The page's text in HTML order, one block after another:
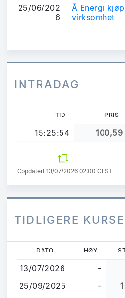
25/06/202
6
Å Energi
virksomhet
INTRADAG
TID PRIS
15:25:54 100,59
Oppdatert 13/07/2026 02:00 CEST
TIDLIGERE
Hopp
hovedinnhold
DATO HØY
13/07/2026 -
25/09/2025
-